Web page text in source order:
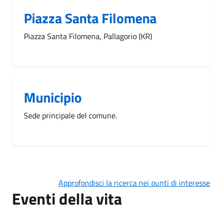
Piazza Santa Filomena
Piazza Santa Filomena, Pallagorio (KR)
Municipio
Sede principale del comune.
Approfondisci la ricerca nei punti di interesse
Eventi della vita